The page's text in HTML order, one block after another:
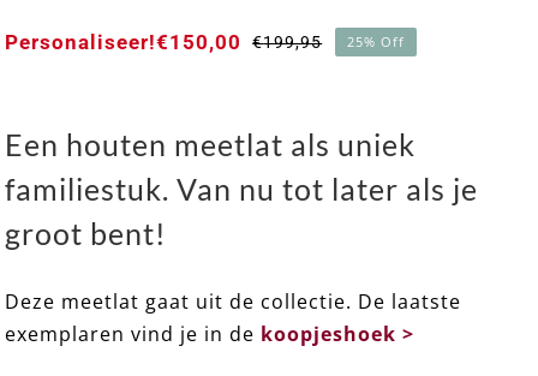
€199,95Oorspronkelijke
€150,00
Huidige
Personaliseer! 25% Off
Een houten meetlat als uniek
familiestuk. Van nu tot later als je
groot bent!
Deze meetlat gaat uit de collectie. De laatste
exemplaren vind je in de koopjeshoek >